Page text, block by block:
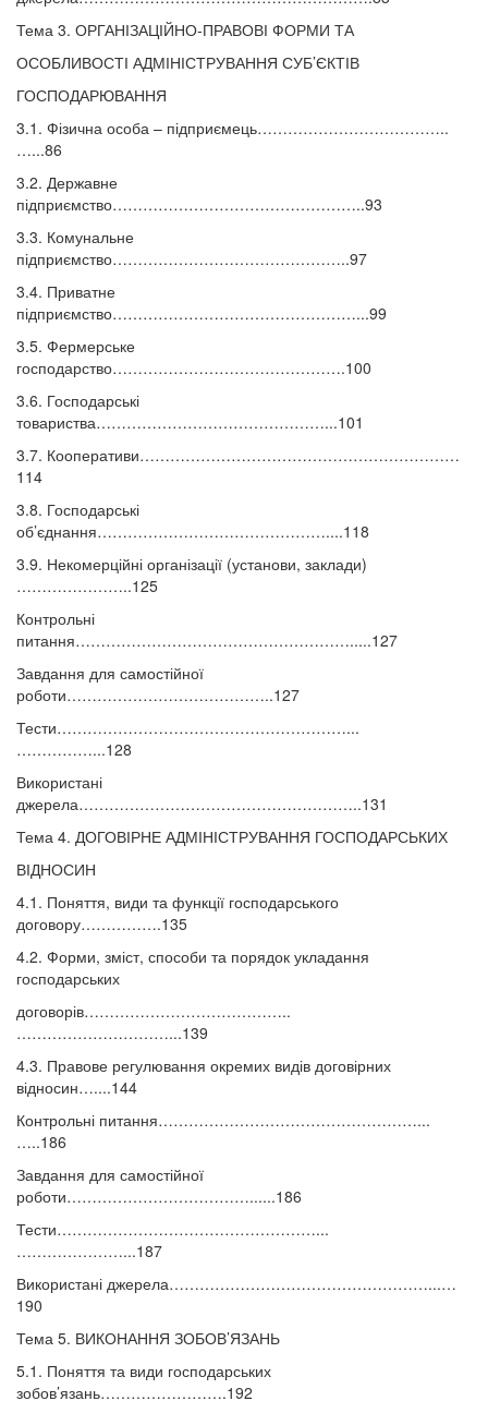
Тема 3. ОРГАНІЗАЦІЙНО-ПРАВОВІ ФОРМИ ТА
ОСОБЛИВОСТІ АДМІНІСТРУВАННЯ СУБ’ЄКТІВ
ГОСПОДАРЮВАННЯ
3.1. Фізична особа – підприємець………………………………..
…...86
3.2. Державне
підприємство…………………………………………..93
3.3. Комунальне
підприємство………………………………………..97
3.4. Приватне
підприємство…………………………………………...99
3.5. Фермерське
господарство……………………………………….100
3.6. Господарські
товариства………………………………………...101
3.7. Кооперативи………………………………………………………
114
3.8. Господарські
об’єднання………………………………………....118
3.9. Некомерційні організації (установи, заклади)
…………………..125
Контрольні
питання……………………………………………….....127
Завдання для самостійної
роботи…………………………………..127
Тести…………………………………………………...
……………...128
Використані
джерела………………………………………………..131
Тема 4. ДОГОВІРНЕ АДМІНІСТРУВАННЯ ГОСПОДАРСЬКИХ
ВІДНОСИН
4.1. Поняття, види та функції господарського
договору…………….135
4.2. Форми, зміст, способи та порядок укладання
господарських
договорів…………………………………..
…………………………...139
4.3. Правове регулювання окремих видів договірних
відносин…....144
Контрольні питання……………………………………………...
…..186
Завдання для самостійної
роботи………………………………......186
Тести……………………………………………...
…………………...187
Використані джерела……………………………………………...…
190
Тема 5. ВИКОНАННЯ ЗОБОВ’ЯЗАНЬ
5.1. Поняття та види господарських
зобов’язань…………………….192